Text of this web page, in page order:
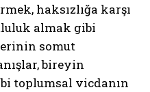
haksızlığa karşı
almak gibi
somut
bireyin
toplumsal vicdanın